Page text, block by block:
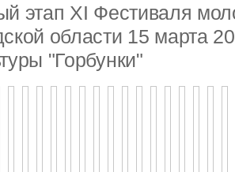
этап XI Фестиваля
области 15 марта
"Горбунки"